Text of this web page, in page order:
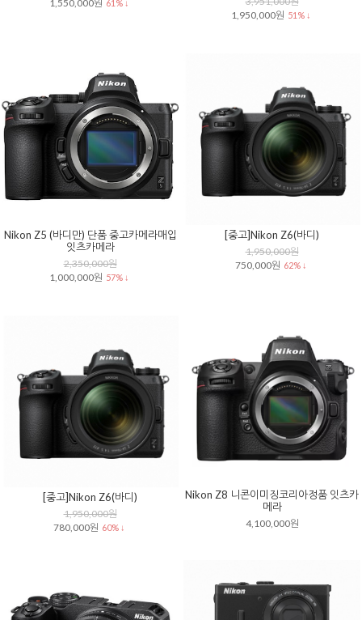
1,550,000원 61% ↓
1,950,000원 51% ↓
Nikon Z5 (바디만) 단품 중고카메라매입
잇츠카메라
2,350,000원
1,000,000원 57% ↓
[중고]Nikon Z6(바디)
1,950,000원
750,000원 62% ↓
[중고]Nikon Z6(바디)
1,950,000원
780,000원 60% ↓
Nikon Z8 니콘이미징코리아정품 잇츠카
메라
4,100,000원